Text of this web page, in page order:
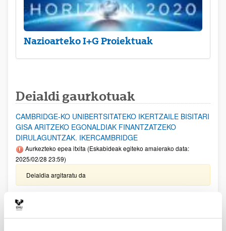
Nazioarteko I+G Proiektuak
Deialdi gaurkotuak
CAMBRIDGE-KO UNIBERTSITATEKO IKERTZAILE BISITARI
GISA ARITZEKO EGONALDIAK FINANTZATZEKO
DIRULAGUNTZAK. IKERCAMBRIDGE
Aurkezteko epea itxita (Eskabideak egiteko amaierako data:
2025/02/28 23:59)
Deialdia argitaratu da
EZAGUTZA SORTZEKO PROIEKTUAK 2024